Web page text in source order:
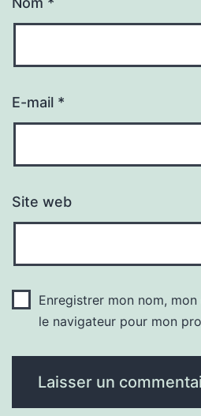
E-mail *
Site web
Enregistrer mon nom,
le navigateur pour mon